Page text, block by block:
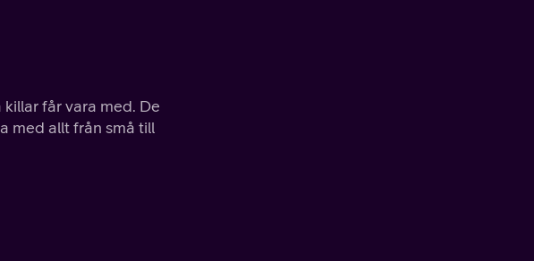
får vara med. De
med allt från små till